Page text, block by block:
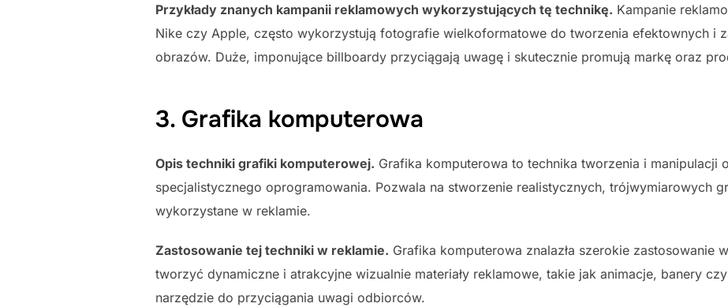
Przykłady znanych kampanii reklamowych wykorzystujących tę technikę. Kampanie
Nike czy Apple, często wykorzystują fotografie wielkoformatowe do tworzenia efektownych i
obrazów. Duże, imponujące billboardy przyciągają uwagę i skutecznie promują markę oraz
3. Grafika komputerowa
Opis techniki grafiki komputerowej. Grafika komputerowa to technika tworzenia i manipulacji
specjalistycznego oprogramowania. Pozwala na stworzenie realistycznych, trójwymiarowych
wykorzystane w reklamie.
Zastosowanie tej techniki w reklamie. Grafika komputerowa znalazła szerokie zastosowanie
tworzyć dynamiczne i atrakcyjne wizualnie materiały reklamowe, takie jak animacje, banery
narzędzie do przyciągania uwagi odbiorców.